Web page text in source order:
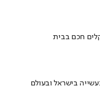
חכם בבית
בישראל ובעולם